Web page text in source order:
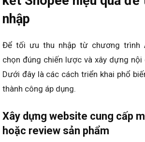
nhập
Để tối ưu thu nhập từ chương trình
chọn đúng chiến lược và xây dựng
Dưới đây là các cách triển khai phổ
thành công áp dụng.
Xây dựng website cung cấp
hoặc review sản phẩm